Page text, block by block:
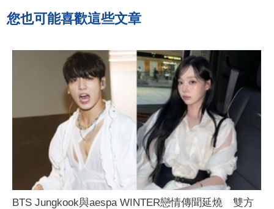
您也可能喜歡這些文章
BTS Jungkook與aespa WINTER戀情傳聞延燒 雙方